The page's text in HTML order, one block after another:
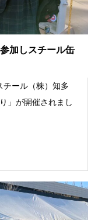
加しスチール缶
チール（株）知多
」が開催されまし